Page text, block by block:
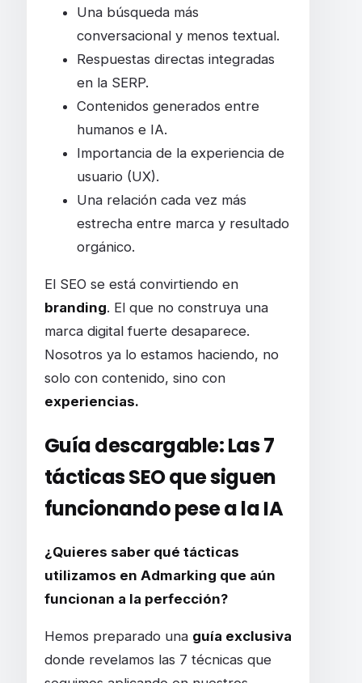
Una búsqueda más
conversacional y menos textual.
Respuestas directas integradas
en la SERP.
Contenidos generados entre
humanos e IA.
Importancia de la experiencia de
usuario (UX).
Una relación cada vez más
estrecha entre marca y resultado
orgánico.
El SEO se está convirtiendo en
branding. El que no construya una
marca digital fuerte desaparece.
Nosotros ya lo estamos haciendo, no
solo con contenido, sino con
experiencias.
Guía descargable: Las 7
tácticas SEO que siguen
funcionando pese a la IA
¿Quieres saber qué tácticas
utilizamos en Admarking que aún
funcionan a la perfección?
Hemos preparado una guía exclusiva
donde revelamos las 7 técnicas que